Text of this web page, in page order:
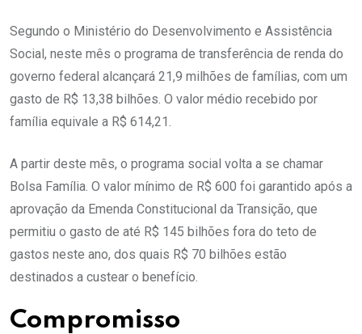
Segundo o Ministério do Desenvolvimento e Assistência
Social, neste mês o programa de transferência de renda do
governo federal alcançará 21,9 milhões de famílias, com um
gasto de R$ 13,38 bilhões. O valor médio recebido por
família equivale a R$ 614,21.
A partir deste mês, o programa social volta a se chamar
Bolsa Família. O valor mínimo de R$ 600 foi garantido após a
aprovação da Emenda Constitucional da Transição, que
permitiu o gasto de até R$ 145 bilhões fora do teto de
gastos neste ano, dos quais R$ 70 bilhões estão
destinados a custear o benefício.
Compromisso